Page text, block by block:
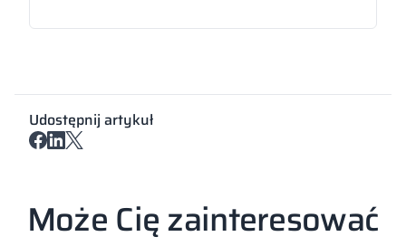
Udostępnij artykuł
Może Cię zainteresować